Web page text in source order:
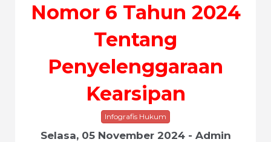
Nomor 6 Tahun 2024
Tentang
Penyelenggaraan
Kearsipan
Infografis Hukum
Selasa, 05 November 2024 - Admin